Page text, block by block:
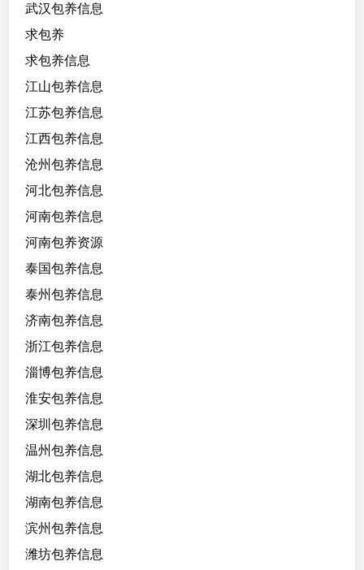
武汉包养信息
求包养
求包养信息
江山包养信息
江苏包养信息
江西包养信息
沧州包养信息
河北包养信息
河南包养信息
河南包养资源
泰国包养信息
泰州包养信息
济南包养信息
浙江包养信息
淄博包养信息
淮安包养信息
深圳包养信息
温州包养信息
湖北包养信息
湖南包养信息
滨州包养信息
潍坊包养信息